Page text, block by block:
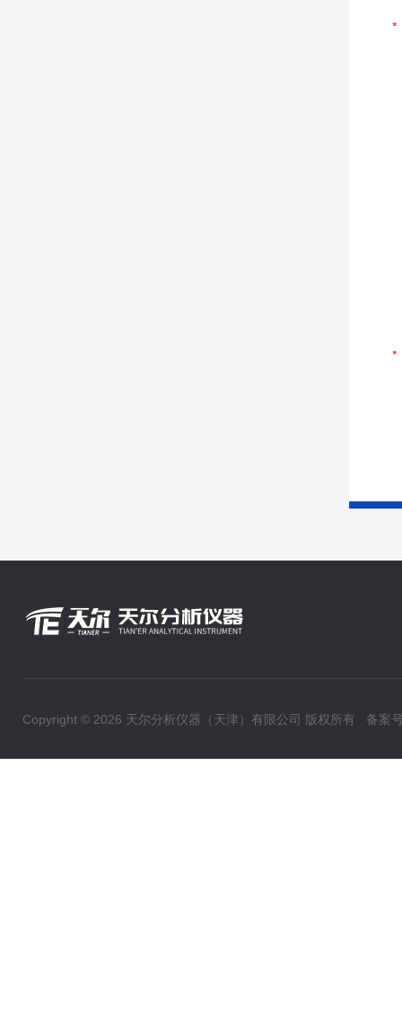
Copyright © 2026 天尔分析仪器（天津）有限公司 版权所有 备案